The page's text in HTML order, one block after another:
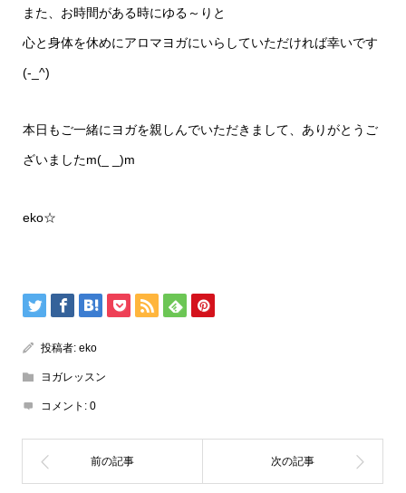
また、お時間がある時にゆる～りと
心と身体を休めにアロマヨガにいらしていただければ幸いです
(-_^)
本日もご一緒にヨガを親しんでいただきまして、ありがとうご
ざいましたm(_ _)m
eko☆
投稿者: eko
ヨガレッスン
コメント: 0